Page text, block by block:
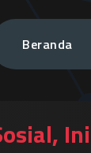
Beranda